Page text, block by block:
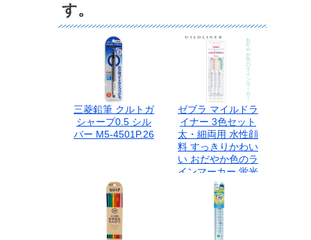
す。
三菱鉛筆 クルトガ
シャープ0.5 シル
バー M5-4501P.26
ゼブラ マイルドラ
イナー 3色セット
太・細両用 水性顔
料 すっきりかわい
い おだやか色のラ
インマーカー 蛍光
ペン NEWWKT7-
3C-N